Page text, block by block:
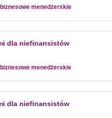
menedżerskie
dla niefinansistów
menedżerskie
dla niefinansistów